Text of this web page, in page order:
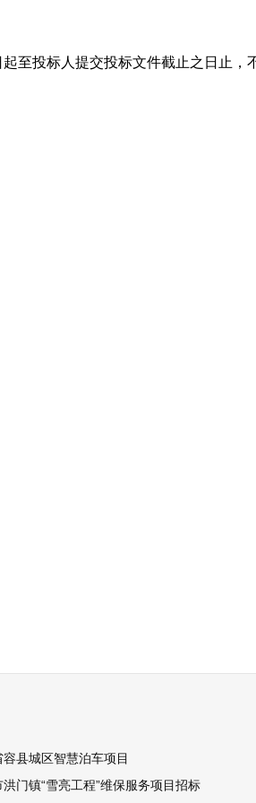
至投标人提交投标文件截止之日止，
县城区智慧泊车项目
门镇“雪亮工程”维保服务项目招标